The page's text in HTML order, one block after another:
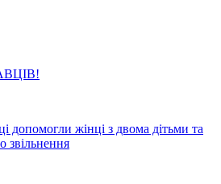
допомогли жінці з двома дітьми та
звільнення